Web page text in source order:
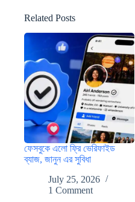
Related Posts
ফেসবুকে এলো ফ্রি ভেরিফাইড
ব্যাজ, জানুন এর সুবিধা
July 25, 2026
1 Comment